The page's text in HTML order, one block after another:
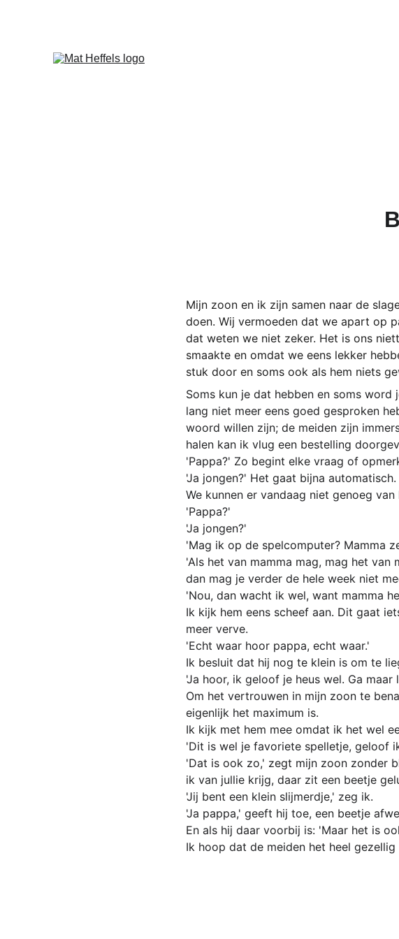
Mijn zoon en ik zijn samen naar de
doen. Wij vermoeden dat we apart op
dat weten we niet zeker. Het is ons
smaakte en omdat we eens lekker
stuk door en soms ook als hem niets
Soms kun je dat hebben en soms
lang niet meer eens goed gesproken
woord willen zijn; de meiden zijn
halen kan ik vlug een bestelling
'Pappa?' Zo begint elke vraag of
'Ja jongen?' Het gaat bijna automatisch.
We kunnen er vandaag niet genoeg
'Pappa?'
'Ja jongen?'
'Mag ik op de spelcomputer? Mamma
'Als het van mamma mag, mag het van
dan mag je verder de hele week niet
'Nou, dan wacht ik wel, want mamma
Ik kijk hem eens scheef aan. Dit gaat
meer verve.
'Echt waar hoor pappa, echt waar.'
Ik besluit dat hij nog te klein is om te
'Ja hoor, ik geloof je heus wel. Ga maar
Om het vertrouwen in mijn zoon te
eigenlijk het maximum is.
Ik kijk met hem mee omdat ik het wel
'Dit is wel je favoriete spelletje, geloof
'Dat is ook zo,' zegt mijn zoon zonder
ik van jullie krijg, daar zit een beetje
'Jij bent een klein slijmerdje,' zeg ik.
'Ja pappa,' geeft hij toe, een beetje
En als hij daar voorbij is: 'Maar het is
Ik hoop dat de meiden het heel